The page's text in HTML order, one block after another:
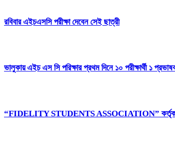
রবিবার এইচএসসি পরীক্ষা দেবেন সেই ছাত্রী
ভালুকায় এইচ এস সি পরিক্ষার প্রথম দিনে ১০ পরীক্ষার্থী ১
“FIDELITY STUDENTS ASSOCIATION” কর্তৃক